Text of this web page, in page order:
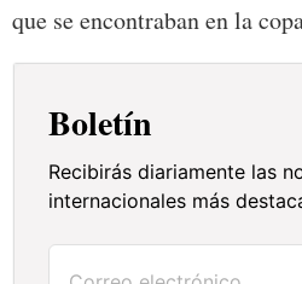
que se encontraban en la
Boletín
Recibirás diariamente las
internacionales más